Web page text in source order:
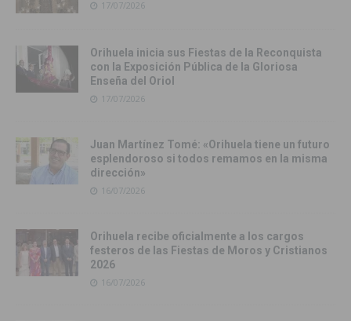
17/07/2026
Orihuela inicia sus Fiestas de la Reconquista
con la Exposición Pública de la Gloriosa
Enseña del Oriol
17/07/2026
Juan Martínez Tomé: «Orihuela tiene un futuro
esplendoroso si todos remamos en la misma
dirección»
16/07/2026
Orihuela recibe oficialmente a los cargos
festeros de las Fiestas de Moros y Cristianos
2026
16/07/2026